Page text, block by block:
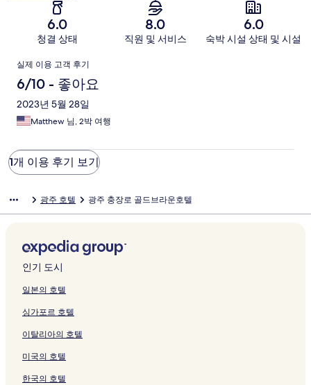
6.0
청결 상태
8.0
직원 및 서비스
6.0
숙박 시설 상태 및 시설
이
용
후
기
실제 이용 고객 후기
6/10 - 좋아요
2023년 5월 28일
Matthew 님, 2박 여행
1개 이용 후기 보기
광주 호텔 광주 충장로 골드브라운호텔
인기 도시
일본의 호텔
싱가포르 호텔
이탈리아의 호텔
미국의 호텔
한국의 호텔